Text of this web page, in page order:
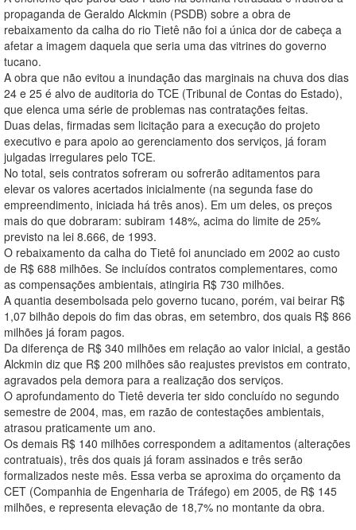
propaganda de Geraldo Alckmin (PSDB) sobre a obra de
rebaixamento da calha do rio Tietê não foi a única dor de cabeça a
afetar a imagem daquela que seria uma das vitrines do governo
tucano.
A obra que não evitou a inundação das marginais na chuva dos dias
24 e 25 é alvo de auditoria do TCE (Tribunal de Contas do Estado),
que elenca uma série de problemas nas contratações feitas.
Duas delas, firmadas sem licitação para a execução do projeto
executivo e para apoio ao gerenciamento dos serviços, já foram
julgadas irregulares pelo TCE.
No total, seis contratos sofreram ou sofrerão aditamentos para
elevar os valores acertados inicialmente (na segunda fase do
empreendimento, iniciada há três anos). Em um deles, os preços
mais do que dobraram: subiram 148%, acima do limite de 25%
previsto na lei 8.666, de 1993.
O rebaixamento da calha do Tietê foi anunciado em 2002 ao custo
de R$ 688 milhões. Se incluídos contratos complementares, como
as compensações ambientais, atingiria R$ 730 milhões.
A quantia desembolsada pelo governo tucano, porém, vai beirar R$
1,07 bilhão depois do fim das obras, em setembro, dos quais R$ 866
milhões já foram pagos.
Da diferença de R$ 340 milhões em relação ao valor inicial, a gestão
Alckmin diz que R$ 200 milhões são reajustes previstos em contrato,
agravados pela demora para a realização dos serviços.
O aprofundamento do Tietê deveria ter sido concluído no segundo
semestre de 2004, mas, em razão de contestações ambientais,
atrasou praticamente um ano.
Os demais R$ 140 milhões correspondem a aditamentos (alterações
contratuais), três dos quais já foram assinados e três serão
formalizados neste mês. Essa verba se aproxima do orçamento da
CET (Companhia de Engenharia de Tráfego) em 2005, de R$ 145
milhões, e representa elevação de 18,7% no montante da obra.